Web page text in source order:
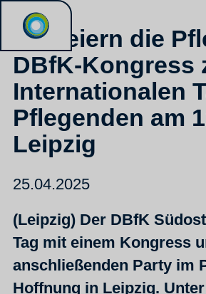
Wir feiern die
DBfK-Kongress
Internationalen
Pflegenden am
Leipzig
25.04.2025
(Leipzig) Der DBfK
Tag mit einem Kongress
anschließenden Party im
Hoffnung in Leipzig.